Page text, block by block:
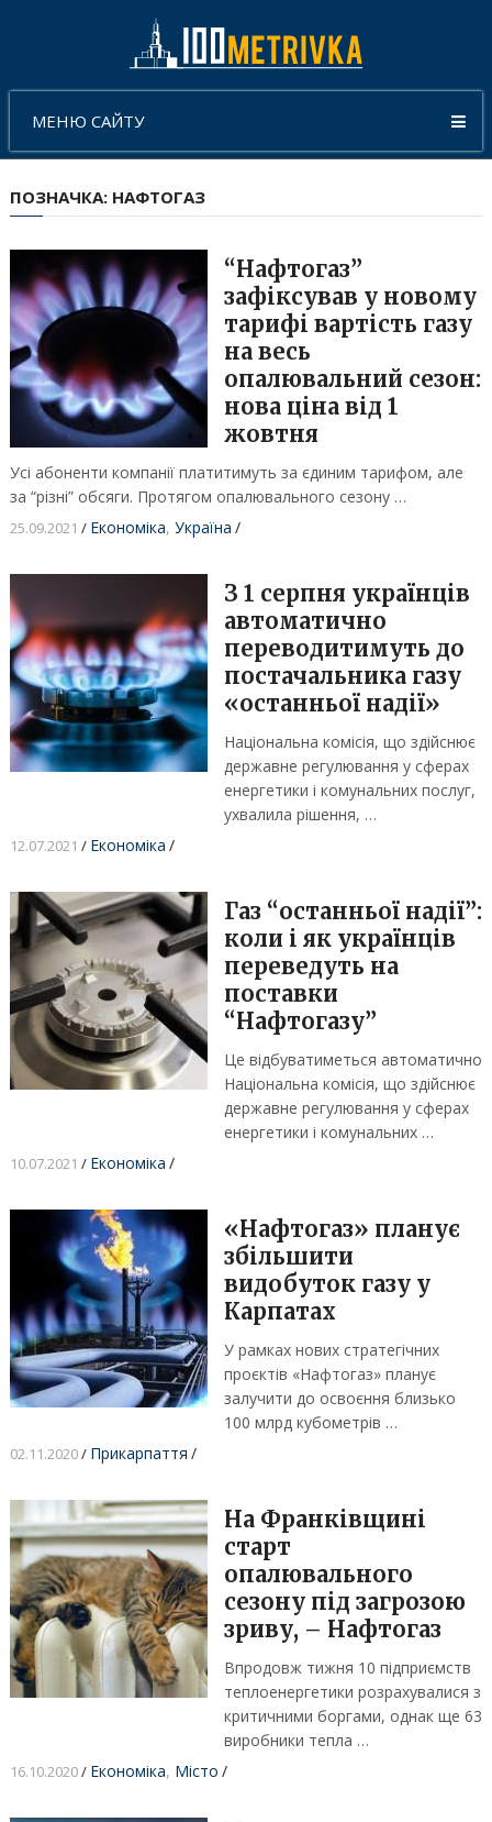
МЕНЮ САЙТУ
ПОЗНАЧКА: НАФТОГАЗ
“Нафтогаз”
зафіксував у новому
тарифі вартість газу
на весь
опалювальний сезон:
нова ціна від 1
жовтня
Усі абоненти компанії платитимуть за єдиним тарифом, але
за “різні” обсяги. Протягом опалювального сезону …
25.09.2021 / Економіка, Україна /
З 1 серпня українців
автоматично
переводитимуть до
постачальника газу
«останньої надії»
Національна комісія, що здійснює
державне регулювання у сферах
енергетики і комунальних послуг,
ухвалила рішення, …
12.07.2021 / Економіка /
Газ “останньої надії”:
коли і як українців
переведуть на
поставки
“Нафтогазу”
Це відбуватиметься автоматично
Національна комісія, що здійснює
державне регулювання у сферах
енергетики і комунальних …
10.07.2021 / Економіка /
«Нафтогаз» планує
збільшити
видобуток газу у
Карпатах
У рамках нових стратегічних
проєктів «Нафтогаз» планує
залучити до освоєння близько
100 млрд кубометрів …
02.11.2020/ Прикарпаття /
На Франківщині
старт
опалювального
сезону під загрозою
зриву, – Нафтогаз
Впродовж тижня 10 підприємств
теплоенергетики розрахувалися з
критичними боргами, однак ще 63
виробники тепла …
16.10.2020/ Економіка, Місто /